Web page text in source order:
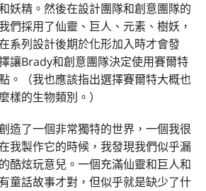
妖精。然後在設計團隊和創意團隊的
們採用了仙靈、巨人、元素、樹妖，
系列設計後期於化形加入時才會發
讓Brady和創意團隊決定使用賽爾特
。（我也應該指出選擇賽爾特大概也
樣的生物類別。）
造了一個非常獨特的世界，一個我很
我製作它的時候，我發現我們似乎漏
酷炫玩意兒。一個充滿仙靈和巨人和
童話故事才對，但似乎就是缺少了什